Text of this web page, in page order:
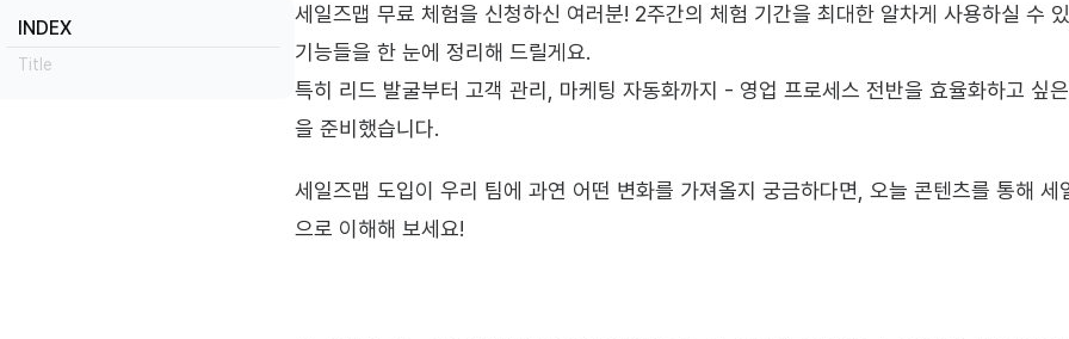
INDEX
Title
세일즈맵 무료 체험을 신청하신 여러분! 2주간의 체험 기간을 최대한 알차게 사용하실 수
기능들을 한 눈에 정리해 드릴게요.
특히 리드 발굴부터 고객 관리, 마케팅 자동화까지 - 영업 프로세스 전반을 효율화하고 싶
을 준비했습니다.
세일즈맵 도입이 우리 팀에 과연 어떤 변화를 가져올지 궁금하다면, 오늘 콘텐츠를 통해 세
으로 이해해 보세요!